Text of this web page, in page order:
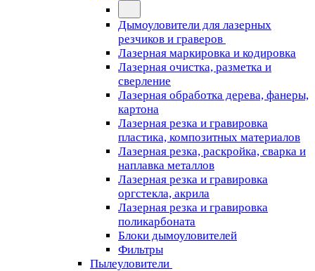
Дымоуловители для лазерных
резчиков и граверов
Лазерная маркировка и кодировка
Лазерная очистка, разметка и
сверление
Лазерная обработка дерева, фанеры,
картона
Лазерная резка и гравировка
пластика, композитных материалов
Лазерная резка, раскройка, сварка и
наплавка металлов
Лазерная резка и гравировка
оргстекла, акрила
Лазерная резка и гравировка
поликарбоната
Блоки дымоуловителей
Фильтры
Пылеуловители